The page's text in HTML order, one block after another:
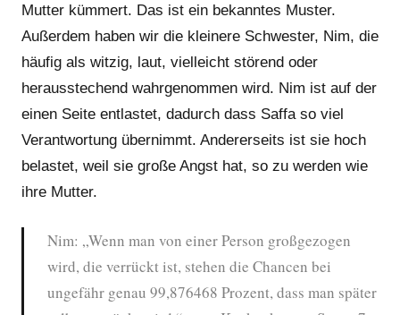
Mutter kümmert. Das ist ein bekanntes Muster.
Außerdem haben wir die kleinere Schwester, Nim, die
häufig als witzig, laut, vielleicht störend oder
herausstechend wahrgenommen wird. Nim ist auf der
einen Seite entlastet, dadurch dass Saffa so viel
Verantwortung übernimmt. Andererseits ist sie hoch
belastet, weil sie große Angst hat, so zu werden wie
ihre Mutter.
Nim: „Wenn man von einer Person großgezogen
wird, die verrückt ist, stehen die Chancen bei
ungefähr genau 99,876468 Prozent, dass man später